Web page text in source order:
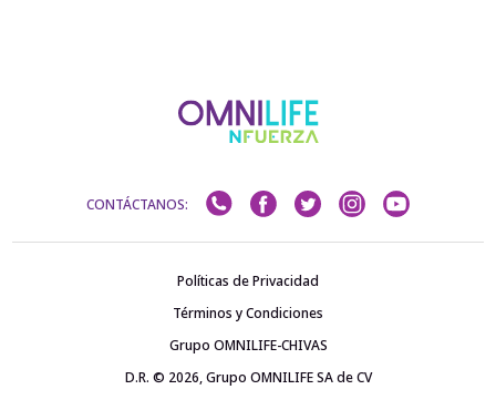
CONTÁCTANOS:
Políticas de Privacidad
Términos y Condiciones
Grupo OMNILIFE-CHIVAS
D.R. © 2026, Grupo OMNILIFE SA de CV